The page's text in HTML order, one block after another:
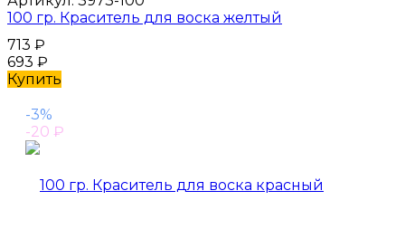
100 гр. Краситель для воска желтый
713 ₽
693 ₽
Купить
-3%
-20 ₽